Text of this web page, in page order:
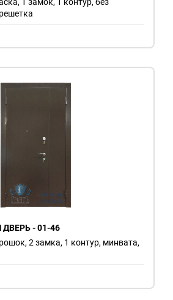
- 01-46
2 замка, 1 контур, минвата,